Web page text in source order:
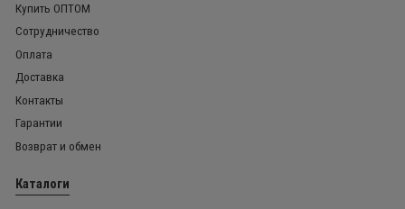
Купить ОПТОМ
Сотрудничество
Оплата
Доставка
Контакты
Гарантии
Возврат и обмен
Каталоги